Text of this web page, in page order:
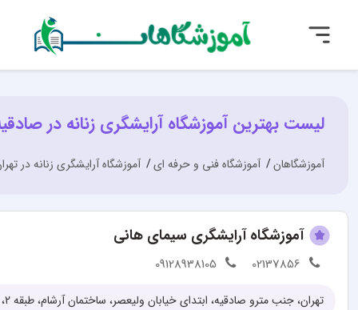
لیست بهترین آموزشگاه آرایشگری زنانه در
آموزشگاهان آموزشگاه فنی و حرفه ای آموزشگاه آرایشگری زنانه در
آموزشگاه آرایشگری سیمای هانی
02137856
09128938105
تهران، جنب مترو صادقیه، ابتدای خیابان ولیعصر، ساختمان آرشام، طبقه 2، واحد 4